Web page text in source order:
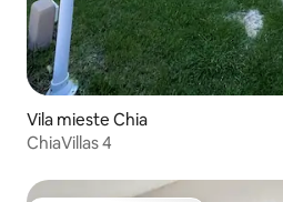
Vila mieste Chia
ChiaVillas 4